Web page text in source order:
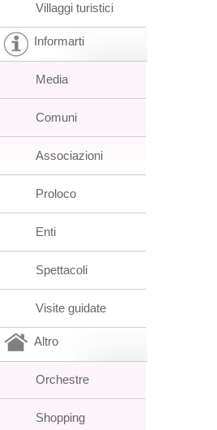
Villaggi turistici
Informarti
Media
Comuni
Associazioni
Proloco
Enti
Spettacoli
Visite guidate
Altro
Orchestre
Shopping